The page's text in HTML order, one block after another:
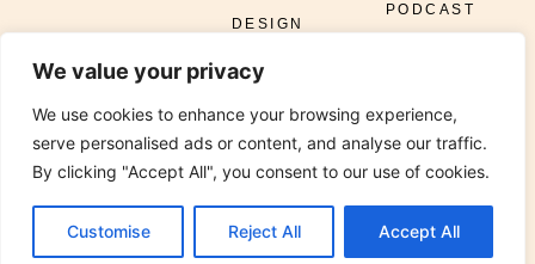
We value your privacy
We use cookies to enhance your browsing experience,
serve personalised ads or content, and analyse our traffic.
By clicking "Accept All", you consent to our use of cookies.
Customise Reject All Accept All
DESIGN
DIY
RÉNOVATION
JARDIN
INSTAGRAMPINTEREST
TIKTOK
PODCASTLINKEDIN
PODCAST
CONTACT
© 2026 All Rights Reserved Chez Viviane. Design by
Media Pantheon, Inc.